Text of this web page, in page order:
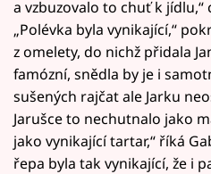
a vzbuzovalo to chuť k jídlu,“
„Polévka byla vynikající,“
z omelety, do nichž přidala
famózní, snědla by je i
sušených rajčat ale Jarku
Jarušce to nechutnalo jako
jako vynikající tartar,“ říká
řepa byla tak vynikající, že i